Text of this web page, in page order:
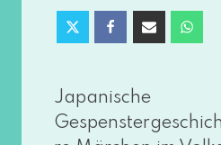
Japanische